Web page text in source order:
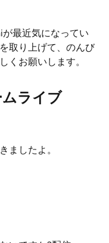
最近気になってい
取り上げて、のんび
くお願いします。
ライブ
ましたよ。